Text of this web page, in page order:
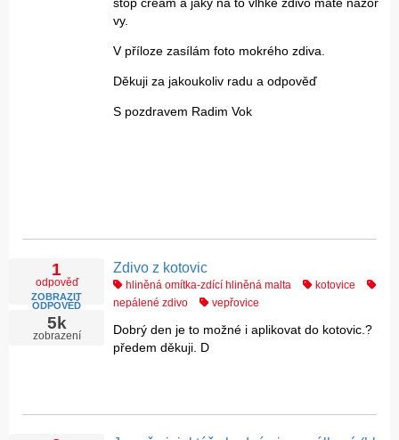
vy.
V příloze zasílám foto mokrého zdiva.
Děkuji za jakoukoliv radu a odpověď
S pozdravem Radim Vok
1
odpověď
ZOBRAZIT
ODPOVĚĎ
5k
zobrazení
Zdivo z kotovic
hliněná omítka-zdící hliněná malta
kotovice
nepálené zdivo
vepřovice
Dobrý den je to možné i aplikovat do kotovic.?
předem děkuji. D